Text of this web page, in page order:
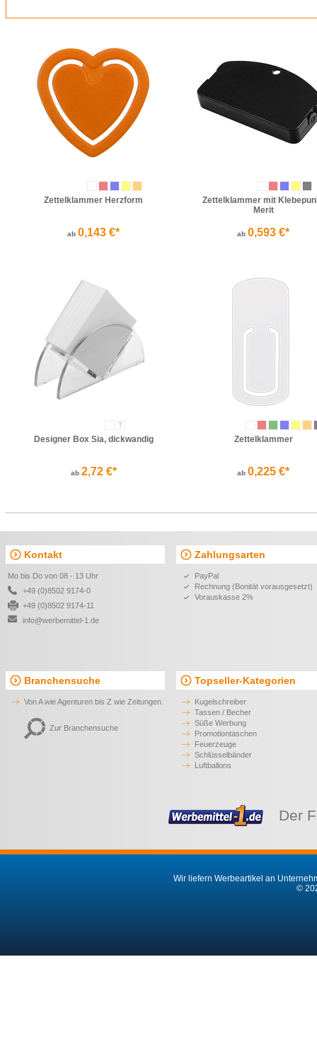
Zettelklammer Herzform
ab 0,143 €*
Zettelklammer mit
Merit
ab 0,593 €*
T
Designer Box Sia, dickwandig
ab 2,72 €*
Zettelklammer
ab 0,225 €*
Kontakt
Mo bis Do von 08 - 13 Uhr
+49 (0)8502 9174-0
+49 (0)8502 9174-11
info@werbemittel-1.de
Zahlungsarten
PayPal
Rechnung (Bonität vorausgesetzt)
Vorauskasse 2%
Branchensuche
Von A wie Agenturen bis Z wie Zeitungen.
Zur Branchensuche
Topseller-Kategorien
Kugelschreiber
Tassen / Becher
Süße Werbung
Promotiontaschen
Feuerzeuge
Schlüsselbänder
Luftballons
Der
Wir liefern Werbeartikel an
©